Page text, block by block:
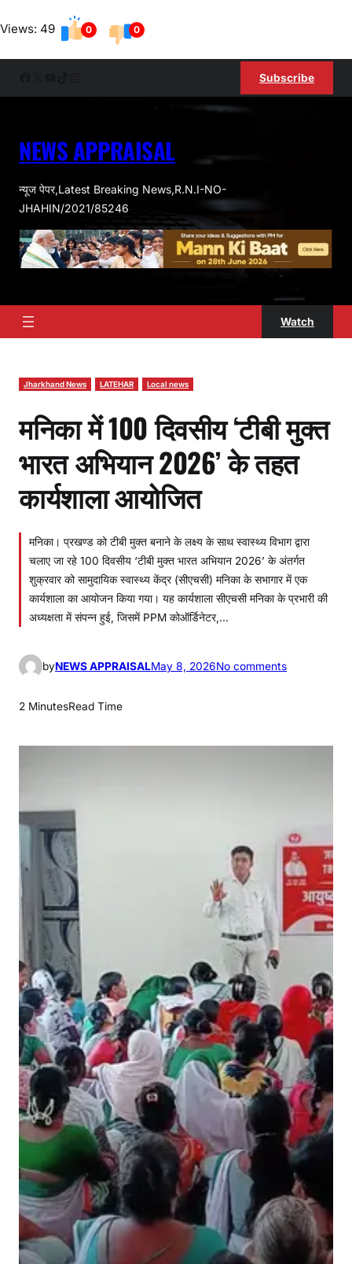
Views: 49 0 0
Subscribe
NEWS APPRAISAL
न्यूज पेपर,Latest Breaking News,R.N.I-NO-
JHAHIN/2021/85246
Watch
Jharkhand News LATEHAR Local news
मनिका में 100 दिवसीय ‘टीबी मुक्त
भारत अभियान 2026’ के तहत
कार्यशाला आयोजित
मनिका। प्रखण्ड को टीबी मुक्त बनाने के लक्ष्य के साथ स्वास्थ्य विभाग द्वारा
चलाए जा रहे 100 दिवसीय ‘टीबी मुक्त भारत अभियान 2026’ के अंतर्गत
शुक्रवार को सामुदायिक स्वास्थ्य केंद्र (सीएचसी) मनिका के सभागार में एक
कार्यशाला का आयोजन किया गया। यह कार्यशाला सीएचसी मनिका के प्रभारी की
अध्यक्षता में संपन्न हुई, जिसमें PPM कोऑर्डिनेटर,…
byNEWS APPRAISALMay 8, 2026No commentso
दि
व
सी
टी
क्त
भा
र
त
अ
भि
या
न
2
0
6
’
त
2 MinutesRead Time